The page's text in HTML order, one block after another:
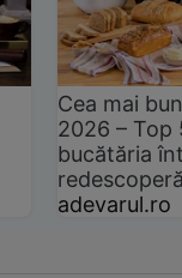
Cea mai
2026 –
bucătăria
adevarul.ro